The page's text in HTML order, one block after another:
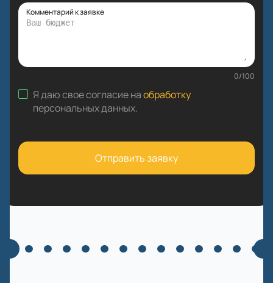
Комментарий к заявке
0/100
Я даю свое согласие наобработку
персональных данных.
Отправить заявку